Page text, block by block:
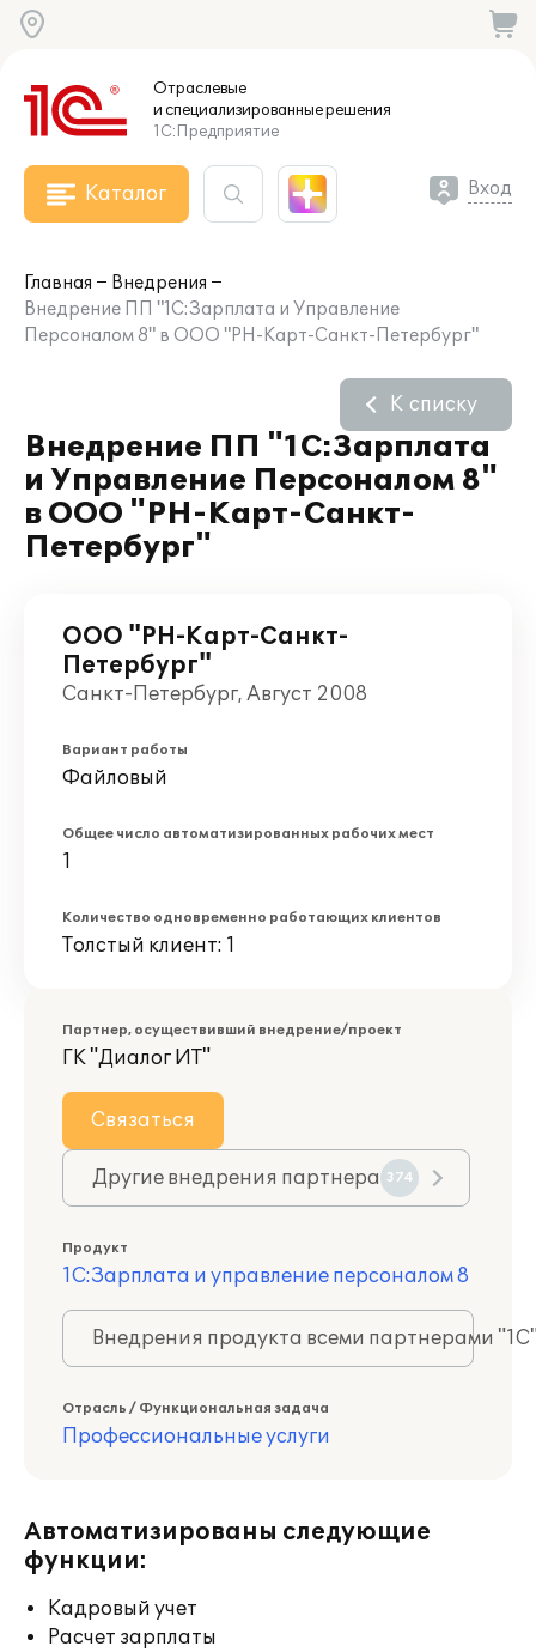
Отраслевые
и специализированныерешения
1С:Предприятие
Каталог Вход
Главная
Внедрения
Внедрение ПП "1С:Зарплата и Управление
Персоналом 8" в ООО "РН-Карт-Санкт-Петербург"
Внедрение ПП "1С:Зарплата
и Управление Персоналом 8"
в ООО "РН-Карт-Санкт-
Петербург"
К списку
ООО "РН-Карт-Санкт-
Петербург"
Санкт-Петербург, Август 2008
Вариант работы
Файловый
Общее число автоматизированных рабочих мест
1
Количество одновременно работающих клиентов
Толстый клиент: 1
Партнер, осуществивший внедрение/проект
ГК "Диалог ИТ"
Связаться
Другие внедрения партнера 374
Продукт
1С:Зарплата и управление персоналом 8
Внедрения продукта всеми партнерами
Отрасль / Функциональная задача
Профессиональные услуги
Автоматизированы следующие
функции:
Кадровый учет
Расчет зарплаты